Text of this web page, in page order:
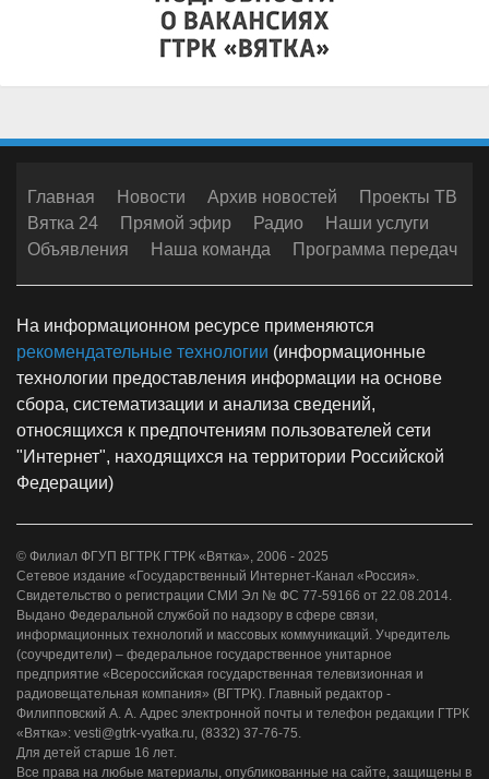
Главная Новости Архив новостей
Проекты ТВ
Вятка 24
Прямой эфир Радио
Наши услуги
Объявления
Наша команда Программа передач
На информационном ресурсе применяются
рекомендательные технологии (информационные
технологии предоставления информации на основе
сбора, систематизации и анализа сведений,
относящихся к предпочтениям пользователей сети
"Интернет", находящихся на территории Российской
Федерации)
© Филиал ФГУП ВГТРК ГТРК «Вятка», 2006 - 2025
Сетевое издание «Государственный Интернет-Канал «Россия».
Свидетельство о регистрации СМИ Эл № ФС 77-59166 от 22.08.2014.
Выдано Федеральной службой по надзору в сфере связи,
информационных технологий и массовых коммуникаций. Учредитель
(соучредители) – федеральное государственное унитарное
предприятие «Всероссийская государственная телевизионная и
радиовещательная компания» (ВГТРК). Главный редактор -
Филипповский А. А. Адрес электронной почты и телефон редакции ГТРК
«Вятка»: vesti@gtrk-vyatka.ru, (8332) 37-76-75.
Для детей старше 16 лет.
Все права на любые материалы, опубликованные на сайте, защищены в